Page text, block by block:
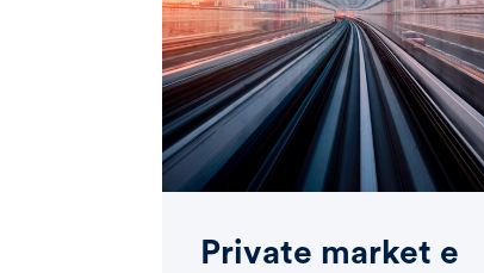
Private market e